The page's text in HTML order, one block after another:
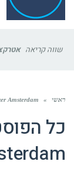
שווה קריאה
ראשי »
Amsterdam
כל